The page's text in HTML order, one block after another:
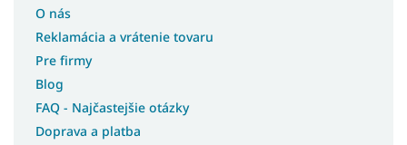
Postele bez čela
Postele bez matracov
O nás
Reklamácia a vrátenie tovaru
Pre firmy
Blog
FAQ - Najčastejšie otázky
Doprava a platba